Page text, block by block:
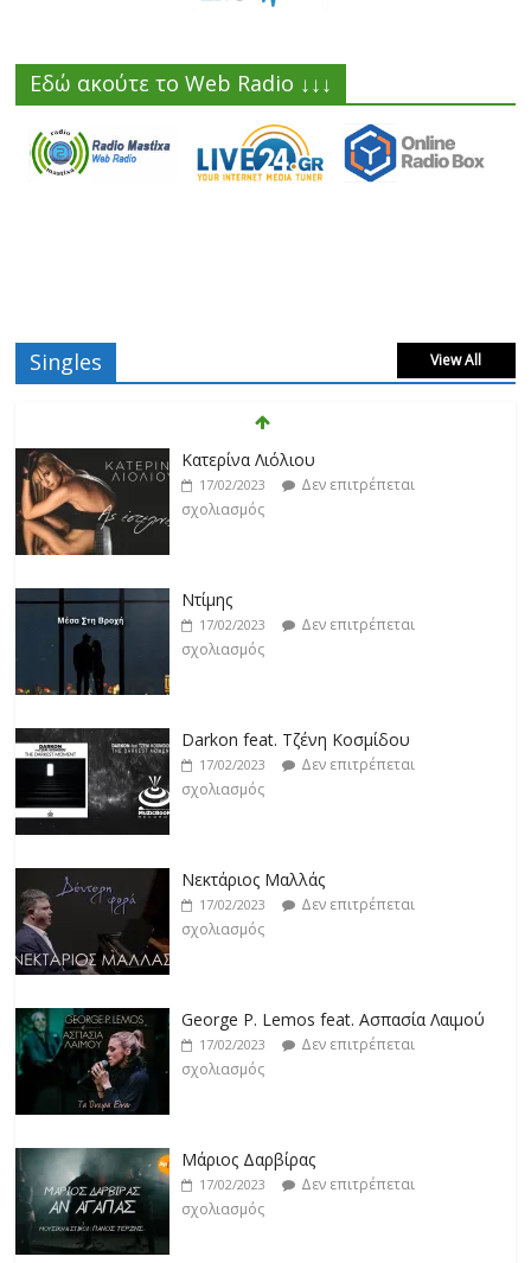
Εδώ ακούτε το Web Radio ↓↓↓
Singles View All
Κατερίνα Λιόλιου
17/02/2023
Δεν επιτρέπεται
σχολιασμός
Ντίμης
17/02/2023
Δεν επιτρέπεται
σχολιασμός
Darkon feat. Τζένη Κοσμίδου
17/02/2023
Δεν επιτρέπεται
σχολιασμός
Νεκτάριος Μαλλάς
17/02/2023
Δεν επιτρέπεται
σχολιασμός
George P. Lemos feat. Ασπασία Λαιμού
17/02/2023
Δεν επιτρέπεται
σχολιασμός
Μάριος Δαρβίρας
17/02/2023
Δεν επιτρέπεται
σχολιασμός